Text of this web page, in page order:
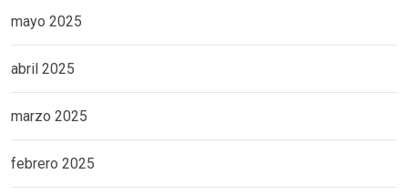
mayo 2025
abril 2025
marzo 2025
febrero 2025